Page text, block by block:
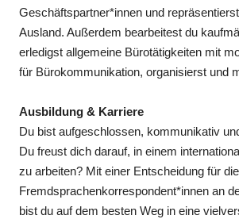
Geschäftspartner*innen und
Ausland. Außerdem bearbeitest du
erledigst allgemeine Bürotätigkeiten mit
für Bürokommunikation, organisierst und
Ausbildung & Karriere
Du bist aufgeschlossen, kommunikativ
Du freust dich darauf, in einem
zu arbeiten? Mit einer Entscheidung für
Fremdsprachenkorrespondent*innen an
bist du auf dem besten Weg in eine